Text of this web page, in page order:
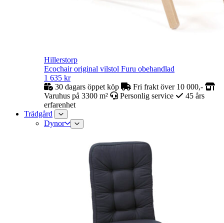
Hillerstorp
Ecochair original vilstol Furu obehandlad
1 635 kr
30 dagars öppet köp
Fri frakt över 10 000,-
Varuhus på 3300 m²
Personlig service
45 års
erfarenhet
Trädgård
Dynor